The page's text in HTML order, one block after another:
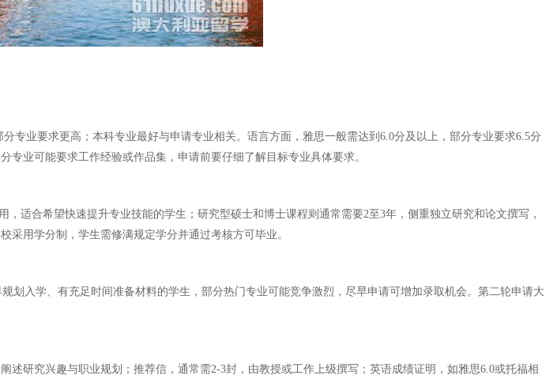
业要求更高；本科专业最好与申请专业相关。语言方面，雅思一般需达到6.0分及以上，部分专业要求6.5分
业可能要求工作经验或作品集，申请前要仔细了解目标专业具体要求。
适合希望快速提升专业技能的学生；研究型硕士和博士课程则通常需要2至3年，侧重独立研究和论文撰写，
用学分制，学生需修满规定学分并通过考核方可毕业。
入学、有充足时间准备材料的学生，部分热门专业可能竞争激烈，尽早申请可增加录取机会。第二轮申请大
研究兴趣与职业规划；推荐信，通常需2-3封，由教授或工作上级撰写；英语成绩证明，如雅思6.0或托福相